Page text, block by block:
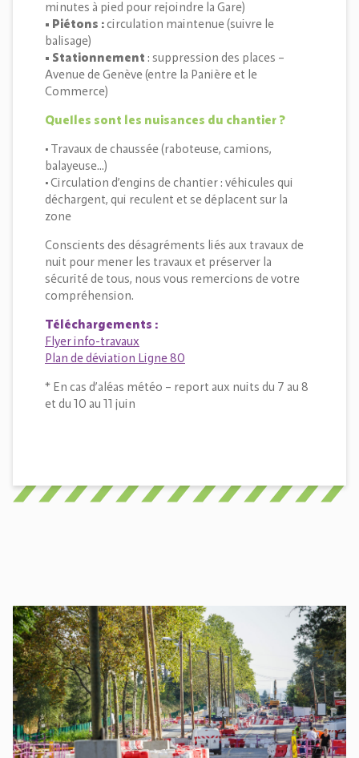
minutes à pied pour rejoindre la Gare)
• Piétons : circulation maintenue (suivre le
balisage)
• Stationnement : suppression des places –
Avenue de Genève (entre la Panière et le
Commerce)
Quelles sont les nuisances du chantier ?
• Travaux de chaussée (raboteuse, camions,
balayeuse…)
• Circulation d’engins de chantier : véhicules qui
déchargent, qui reculent et se déplacent sur la
zone
Conscients des désagréments liés aux travaux de
nuit pour mener les travaux et préserver la
sécurité de tous, nous vous remercions de votre
compréhension.
Téléchargements :
Flyer info-travaux
Plan de déviation Ligne 80
* En cas d’aléas météo – report aux nuits du 7 au 8
et du 10 au 11 juin